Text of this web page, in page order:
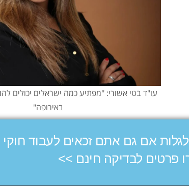
עו"ד בטי אשורי: "מפתיע כמה ישראלים יכולים
באירופה"
לגלות אם גם אתם זכאים לעבוד חוקי
פרטים לבדיקה חינם >>